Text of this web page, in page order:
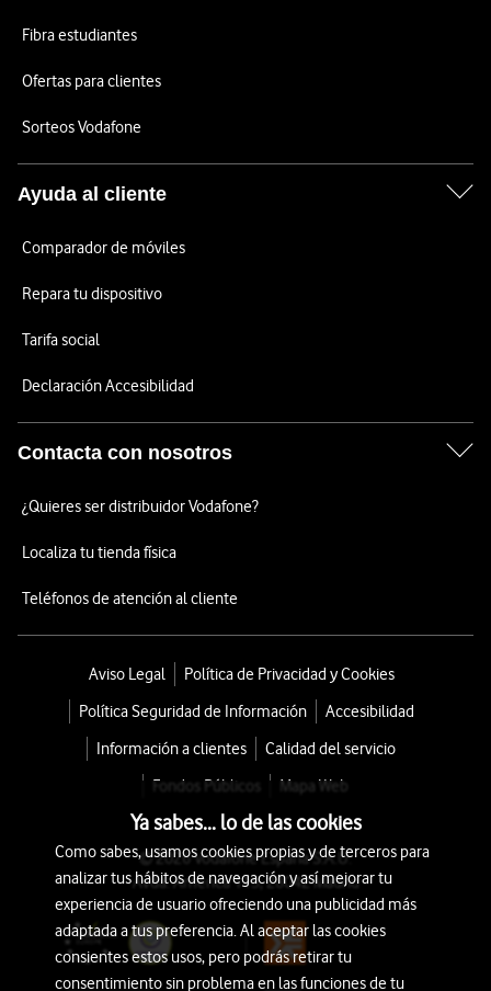
Fibra estudiantes
Ofertas para clientes
Sorteos Vodafone
Ayuda al cliente
Comparador de móviles
Repara tu dispositivo
Tarifa social
Declaración Accesibilidad
Contacta con nosotros
¿Quieres ser distribuidor Vodafone?
Localiza tu tienda física
Teléfonos de atención al cliente
Aviso Legal
Política de Privacidad y Cookies
Política Seguridad de Información
Accesibilidad
Información a clientes
Calidad del servicio
Fondos Públicos
Mapa Web
© 2026 Vodafone España S.A.U.
Avda. América 115, 28042 Madrid
Ya sabes... lo de las cookies
Como sabes, usamos cookies propias y de terceros para
analizar tus hábitos de navegación y así mejorar tu
experiencia de usuario ofreciendo una publicidad más
adaptada a tus preferencia. Al aceptar las cookies
consientes estos usos, pero podrás retirar tu
consentimiento sin problema en las funciones de tu